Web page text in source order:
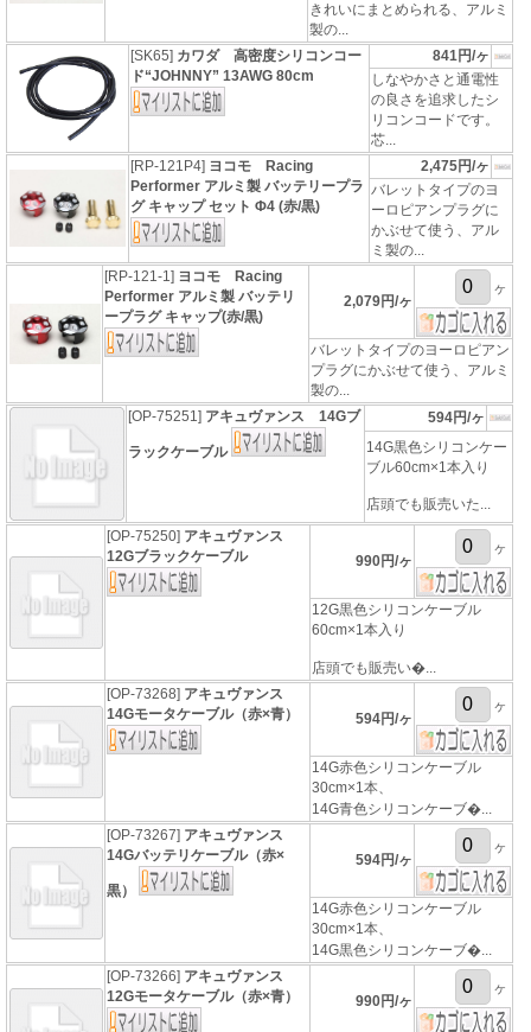
きれいにまとめられる、アルミ
製の...
[SK65] カワダ 高密度シリコンコー
ド“JOHNNY” 13AWG 80cm
841円/ヶ
しなやかさと通電性
の良さを追求したシ
リコンコードです。
芯...
[RP-121P4] ヨコモ Racing
Performer アルミ製 バッテリープラ
グ キャップ セット Φ4 (赤/黒)
2,475円/ヶ
バレットタイプのヨ
ーロピアンプラグに
かぶせて使う、アル
ミ製の...
[RP-121-1] ヨコモ Racing
Performer アルミ製 バッテリ
ープラグ キャップ(赤/黒)
2,079円/ヶ
ヶ
バレットタイプのヨーロピアン
プラグにかぶせて使う、アルミ
製の...
[OP-75251] アキュヴァンス 14Gブ
ラックケーブル
594円/ヶ
14G黒色シリコンケー
ブル60cm×1本入り
店頭でも販売いた...
[OP-75250] アキュヴァンス
12Gブラックケーブル
990円/ヶ
ヶ
12G黒色シリコンケーブル
60cm×1本入り
店頭でも販売い�...
[OP-73268] アキュヴァンス
14Gモータケーブル（赤×青）
594円/ヶ
ヶ
14G赤色シリコンケーブル
30cm×1本、
14G青色シリコンケーブ�...
[OP-73267] アキュヴァンス
14Gバッテリケーブル（赤×
黒）
594円/ヶ
ヶ
14G赤色シリコンケーブル
30cm×1本、
14G黒色シリコンケーブ�...
[OP-73266] アキュヴァンス
12Gモータケーブル（赤×青）
990円/ヶ
ヶ